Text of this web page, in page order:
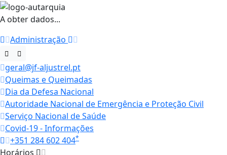
A obter dados...
Administração
geral@jf-aljustrel.pt
Queimas e Queimadas
Dia da Defesa Nacional
Autoridade Nacional de Emergência e Proteção Civil
Serviço Nacional de Saúde
Covid-19 - Informações
+351 284 602 404*
Horários